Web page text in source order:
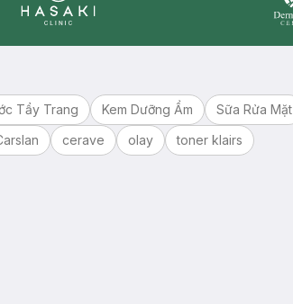
Tẩy Trang Kem Dưỡng Ẩm Sữa Rửa Mặt
cerave olay toner klairs